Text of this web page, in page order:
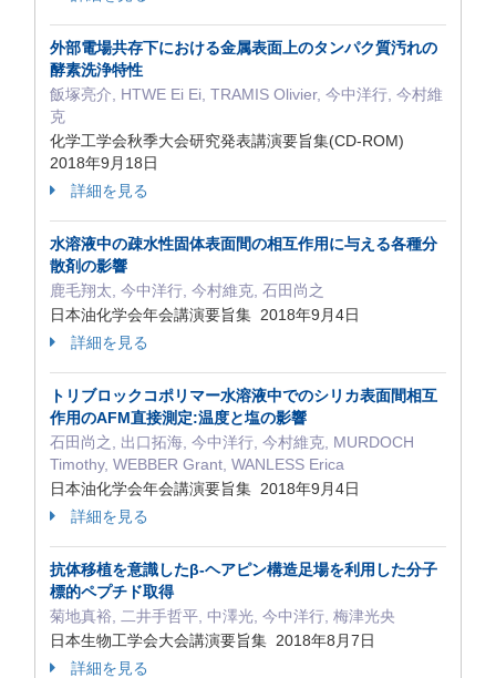
外部電場共存下における金属表面上のタンパク質汚れの
酵素洗浄特性
飯塚亮介, HTWE Ei Ei, TRAMIS Olivier, 今中洋行, 今村維
克
化学工学会秋季大会研究発表講演要旨集(CD-ROM)
2018年9月18日
詳細を見る
水溶液中の疎水性固体表面間の相互作用に与える各種分
散剤の影響
鹿毛翔太, 今中洋行, 今村維克, 石田尚之
日本油化学会年会講演要旨集 2018年9月4日
詳細を見る
トリブロックコポリマー水溶液中でのシリカ表面間相互
作用のAFM直接測定:温度と塩の影響
石田尚之, 出口拓海, 今中洋行, 今村維克, MURDOCH
Timothy, WEBBER Grant, WANLESS Erica
日本油化学会年会講演要旨集 2018年9月4日
詳細を見る
抗体移植を意識したβ‐ヘアピン構造足場を利用した分子
標的ペプチド取得
菊地真裕, 二井手哲平, 中澤光, 今中洋行, 梅津光央
日本生物工学会大会講演要旨集 2018年8月7日
詳細を見る